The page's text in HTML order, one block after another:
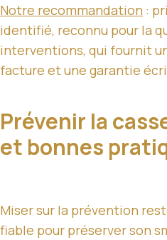
Notre recommandation :
identifié, reconnu pour la
interventions, qui fournit
facture et une garantie
Prévenir la
et bonnes
Miser sur la prévention
fiable pour préserver son